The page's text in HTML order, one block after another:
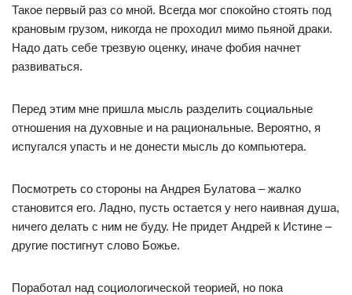
Такое первый раз со мной. Всегда мог спокойно стоять под
крановым грузом, никогда не проходил мимо пьяной драки.
Надо дать себе трезвую оценку, иначе фобия начнет
развиваться.
Перед этим мне пришла мысль разделить социальные
отношения на духовные и на рациональные. Вероятно, я
испугался упасть и не донести мысль до компьютера.
Посмотреть со стороны на Андрея Булатова – жалко
становится его. Ладно, пусть остается у него наивная душа,
ничего делать с ним не буду. Не придет Андрей к Истине –
другие постигнут слово Божье.
Поработал над социологической теорией, но пока